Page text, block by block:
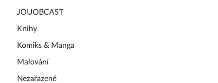
JOUOBCAST
Knihy
Komiks & Manga
Malování
Nezařazené